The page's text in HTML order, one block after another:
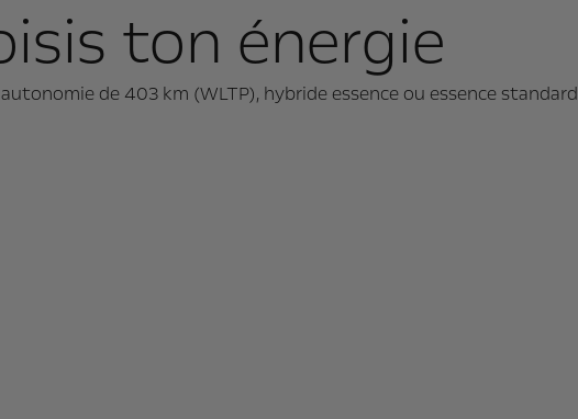
ton énergie
de 403 km (WLTP), hybride essence ou essence standard